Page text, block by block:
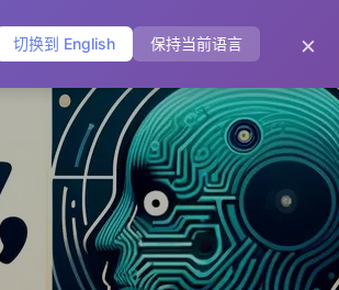
切换到 English 保持当前语言 ×
标签 分类 友链 关于